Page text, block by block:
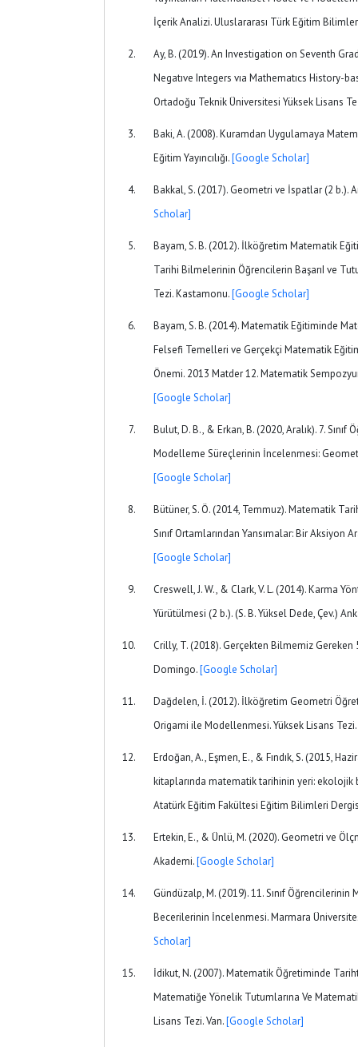
İçerik Analizi. Uluslararası Türk Eğitim
Ay, B. (2019). An Investigation on Seventh
Negatıve Integers vıa Mathematıcs History-
Ortadoğu Teknik Üniversitesi Yüksek Lisans
Baki, A. (2008). Kuramdan Uygulamaya
Eğitim Yayıncılığı.[Google Scholar]
Bakkal, S. (2017). Geometri ve İspatlar (2 b.).
Scholar]
Bayam, S. B. (2012). İlköğretim Matematik
Tarihi Bilmelerinin Öğrencilerin BaşarıI ve
Tezi. Kastamonu.[Google Scholar]
Bayam, S. B. (2014). Matematik Eğitiminde
Felsefi Temelleri ve Gerçekçi Matematik
Önemi. 2013 Matder 12. Matematik
[Google Scholar]
Bulut, D. B., & Erkan, B. (2020, Aralık). 7.
Modelleme Süreçlerinin İncelenmesi:
[Google Scholar]
Bütüner, S. Ö. (2014, Temmuz). Matematik
Sınıf Ortamlarından Yansımalar: Bir Aksiyon
[Google Scholar]
Creswell, J. W., & Clark, V. L. (2014). Karma
Yürütülmesi (2 b.). (S. B. Yüksel Dede, Çev.)
Crilly, T. (2018). Gerçekten Bilmemiz
Domingo.[Google Scholar]
Dağdelen, İ. (2012). İlköğretim Geometri
Origami ile Modellenmesi. Yüksek Lisans
Erdoğan, A., Eşmen, E., & Fındık, S. (2015,
kitaplarında matematik tarihinin yeri: ekolojik
Atatürk Eğitim Fakültesi Eğitim Bilimleri
Ertekin, E., & Ünlü, M. (2020). Geometri ve
Akademi.[Google Scholar]
Gündüzalp, M. (2019). 11. Sınıf
Becerilerinin İncelenmesi. Marmara
Scholar]
İdikut, N. (2007). Matematik Öğretiminde
Matematiğe Yönelik Tutumlarına Ve
Lisans Tezi. Van.[Google Scholar]